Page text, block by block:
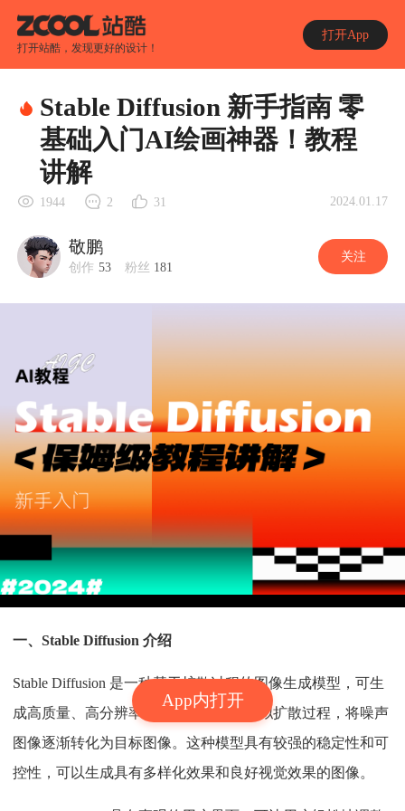
打开站酷，发现更好的设计！
打开App
App内打开
Stable Diffusion 新手指南 零
基础入门AI绘画神器！教程
讲解
1944 2 31 2024.01.17
敬鹏
创作 53 粉丝 181
关注
一、Stable Diffusion 介绍
Stable Diffusion 是一种基于扩散过程的图像生成模型，可生
成高质量、高分辨率的图像。它通过模拟扩散过程，将噪声
图像逐渐转化为目标图像。这种模型具有较强的稳定性和可
控性，可以生成具有多样化效果和良好视觉效果的图像。